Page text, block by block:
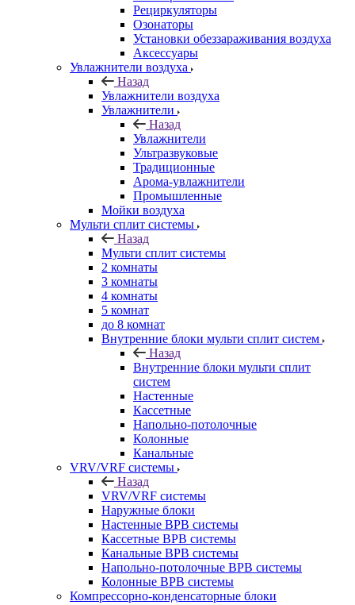
Рециркуляторы
Озонаторы
Установки обеззараживания воздуха
Аксессуары
Увлажнители воздуха
Назад
Увлажнители воздуха
Увлажнители
Назад
Увлажнители
Ультразвуковые
Традиционные
Арома-увлажнители
Промышленные
Мойки воздуха
Мульти сплит системы
Назад
Мульти сплит системы
2 комнаты
3 комнаты
4 комнаты
5 комнат
до 8 комнат
Внутренние блоки мульти сплит систем
Назад
Внутренние блоки мульти сплит
систем
Настенные
Кассетные
Напольно-потолочные
Колонные
Канальные
VRV/VRF системы
Назад
VRV/VRF системы
Наружные блоки
Настенные ВРВ системы
Кассетные ВРВ системы
Канальные ВРВ системы
Напольно-потолочные ВРВ системы
Колонные ВРВ системы
Компрессорно-конденсаторные блоки